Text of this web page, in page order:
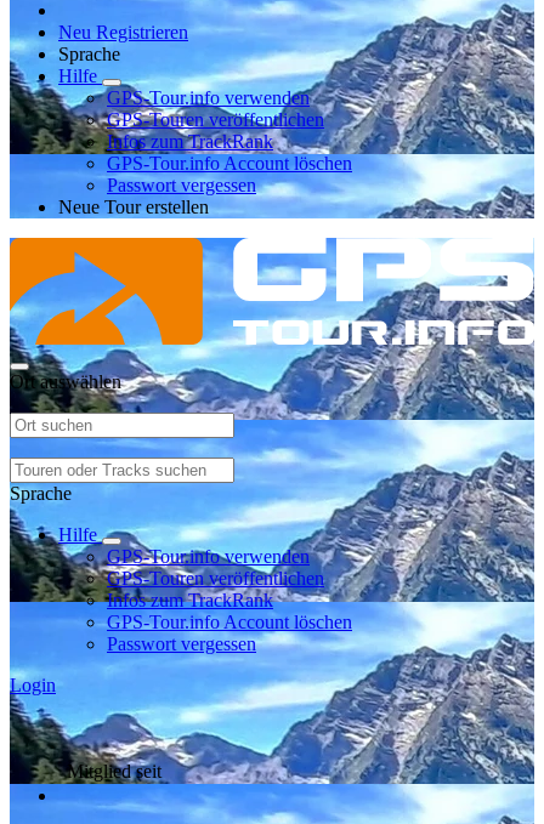
Neu Registrieren
Sprache
Hilfe
GPS-Tour.info verwenden
GPS-Touren veröffentlichen
Infos zum TrackRank
GPS-Tour.info Account löschen
Passwort vergessen
Neue Tour erstellen
Ort auswählen
Sprache
Hilfe
GPS-Tour.info verwenden
GPS-Touren veröffentlichen
Infos zum TrackRank
GPS-Tour.info Account löschen
Passwort vergessen
Login
Mitglied seit